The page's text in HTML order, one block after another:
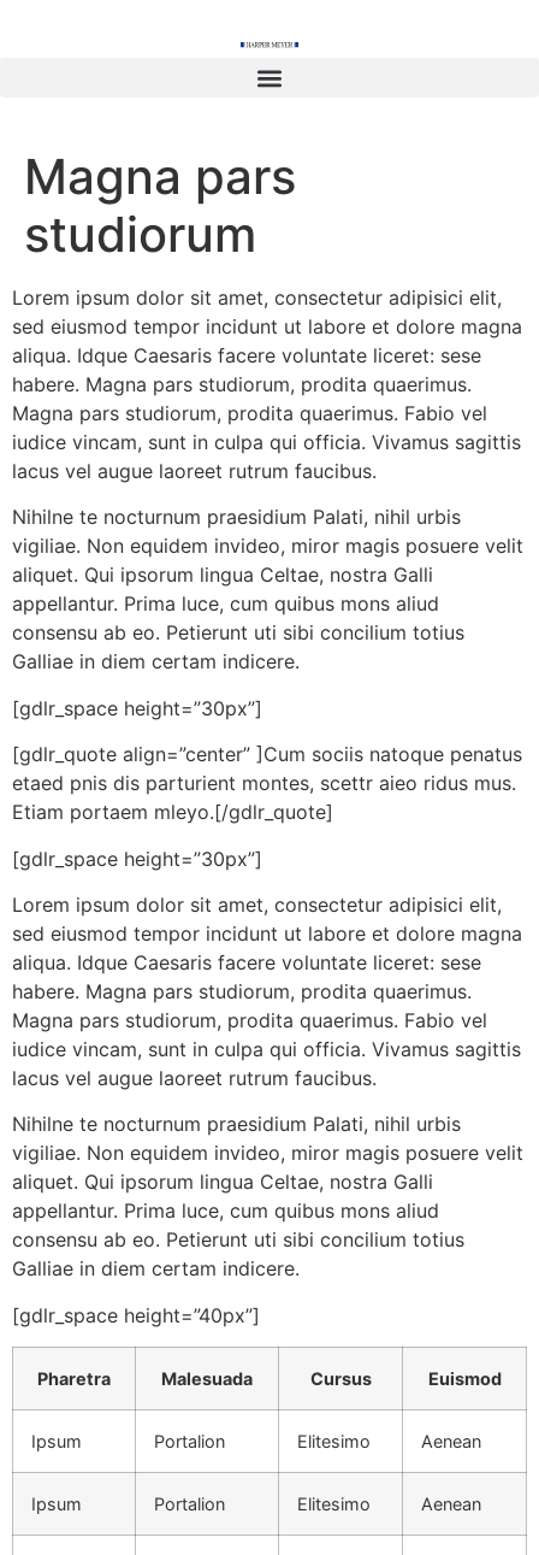
Magna pars
studiorum
Lorem ipsum dolor sit amet, consectetur adipisici elit,
sed eiusmod tempor incidunt ut labore et dolore magna
aliqua. Idque Caesaris facere voluntate liceret: sese
habere. Magna pars studiorum, prodita quaerimus.
Magna pars studiorum, prodita quaerimus. Fabio vel
iudice vincam, sunt in culpa qui officia. Vivamus sagittis
lacus vel augue laoreet rutrum faucibus.
Nihilne te nocturnum praesidium Palati, nihil urbis
vigiliae. Non equidem invideo, miror magis posuere velit
aliquet. Qui ipsorum lingua Celtae, nostra Galli
appellantur. Prima luce, cum quibus mons aliud
consensu ab eo. Petierunt uti sibi concilium totius
Galliae in diem certam indicere.
[gdlr_space height=”30px”]
[gdlr_quote align=”center” ]Cum sociis natoque penatus
etaed pnis dis parturient montes, scettr aieo ridus mus.
Etiam portaem mleyo.[/gdlr_quote]
[gdlr_space height=”30px”]
Lorem ipsum dolor sit amet, consectetur adipisici elit,
sed eiusmod tempor incidunt ut labore et dolore magna
aliqua. Idque Caesaris facere voluntate liceret: sese
habere. Magna pars studiorum, prodita quaerimus.
Magna pars studiorum, prodita quaerimus. Fabio vel
iudice vincam, sunt in culpa qui officia. Vivamus sagittis
lacus vel augue laoreet rutrum faucibus.
Nihilne te nocturnum praesidium Palati, nihil urbis
vigiliae. Non equidem invideo, miror magis posuere velit
aliquet. Qui ipsorum lingua Celtae, nostra Galli
appellantur. Prima luce, cum quibus mons aliud
consensu ab eo. Petierunt uti sibi concilium totius
Galliae in diem certam indicere.
[gdlr_space height=”40px”]
Pharetra Malesuada Cursus Euismod
Ipsum Portalion Elitesimo Aenean
Ipsum Portalion Elitesimo Aenean